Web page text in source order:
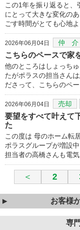
この1年を振り返ると
にとって大きな変化の
ごす時間がとても心地
2026年06月04日 仲 介
こちらのペースで家
他のところはしょっち
たがポラスの担当さん
ださって、こちらのペ
2026年06月04日 売却
要望をすべて叶えて
た
この度は 母のホーム転
ポラスグループが増設中
担当者の高橋さんも電
＜ 2
お客様
専